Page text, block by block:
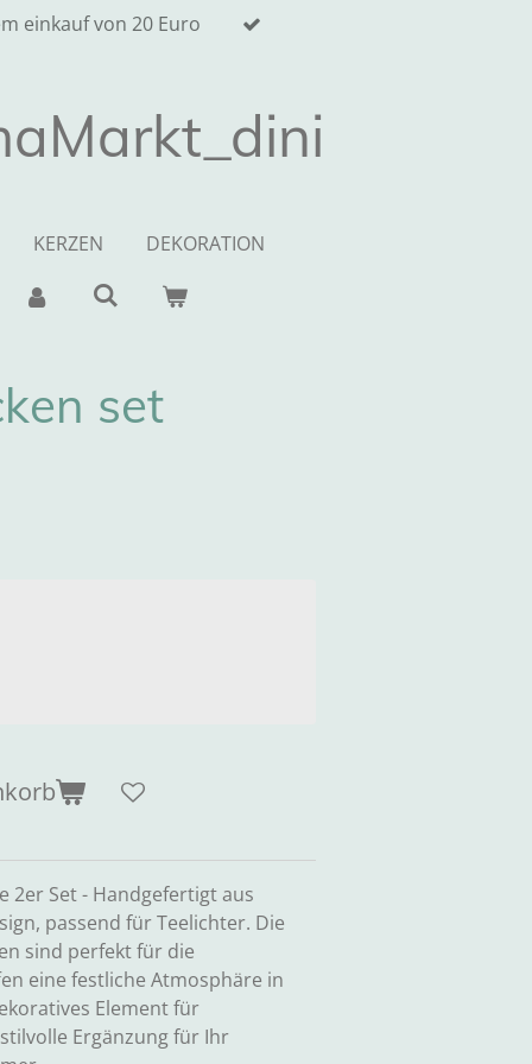
einkauf von 20 Euro
KERZEN DEKORATION
set
2er Set - Handgefertigt aus
passend für Teelichter. Die
sind perfekt für die
eine festliche Atmosphäre in
Element für
Ergänzung für Ihr